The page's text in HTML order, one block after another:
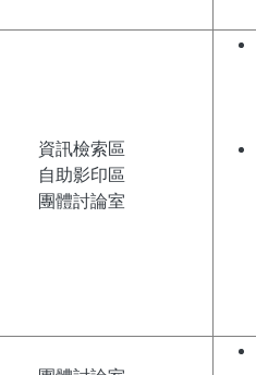
資訊檢索區
自助影印區
團體討論室